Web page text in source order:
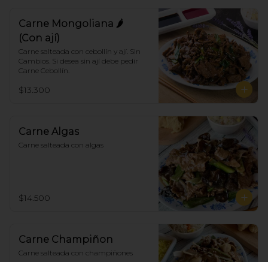
Carne Mongoliana 🌶
(Con ají)
Carne salteada con cebollín y ají. Sin
Cambios. Si desea sin ají debe pedir
Carne Cebollín.
$13.300
Carne Algas
Carne salteada con algas
$14.500
Carne Champiñon
Carne salteada con champiñones